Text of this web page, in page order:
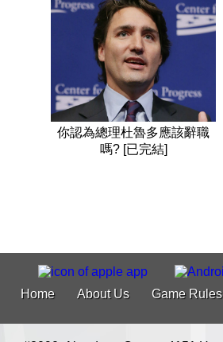
你認為總理杜魯多應該辭職
嗎? [已完結]
Home About Us Game Rules